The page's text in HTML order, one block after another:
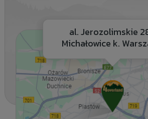
al. Jerozolimskie
Michałowice k.